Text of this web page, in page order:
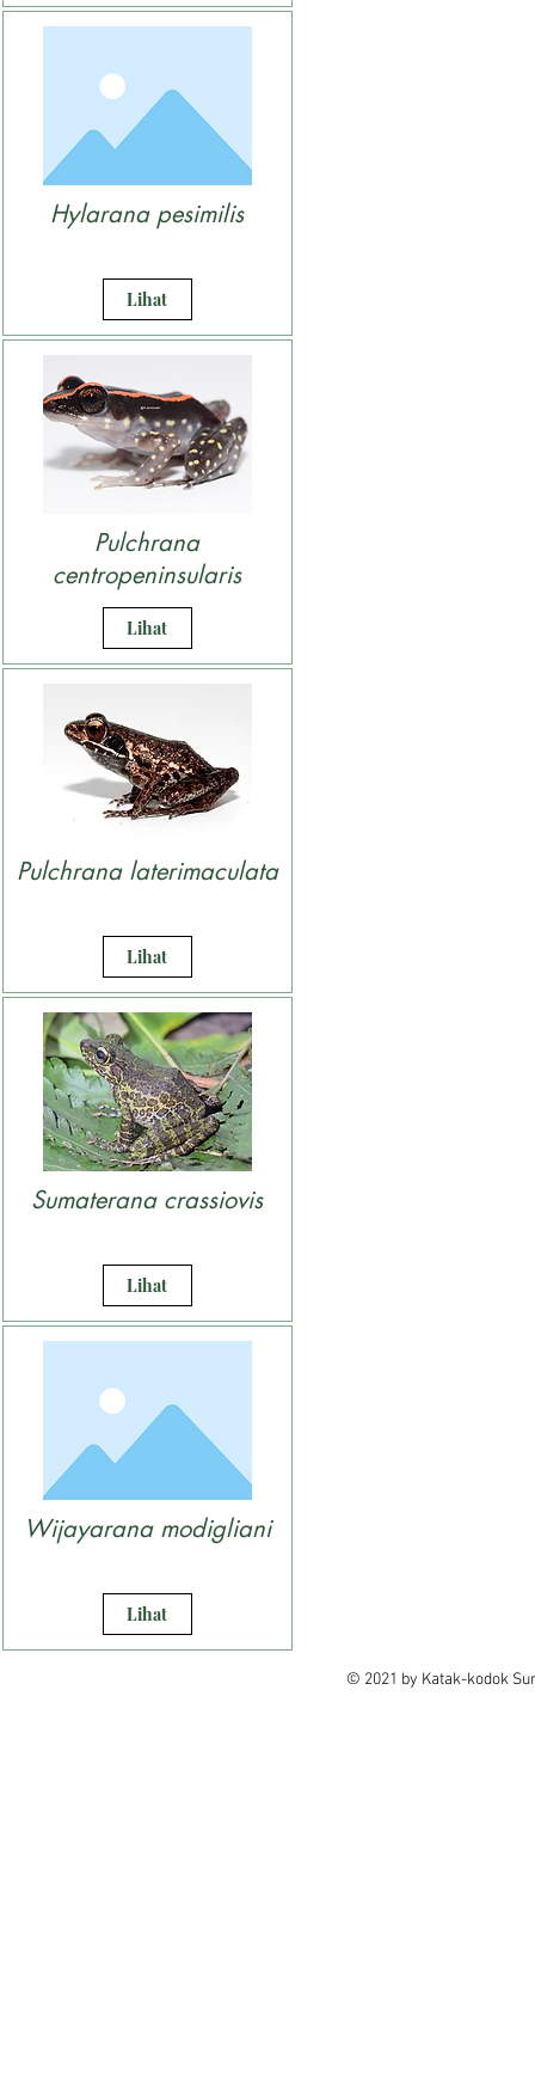
Hylarana pesimilis
Lihat
Pulchrana
centropeninsularis
Lihat
Pulchrana laterimaculata
Lihat
Sumaterana crassiovis
Lihat
Wijayarana modigliani
Lihat
© 2021 by Katak-kodok